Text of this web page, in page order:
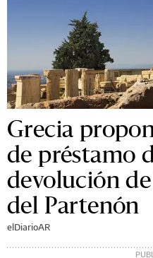
Grecia
de préstamo
devolución
del Partenón
elDiarioAR